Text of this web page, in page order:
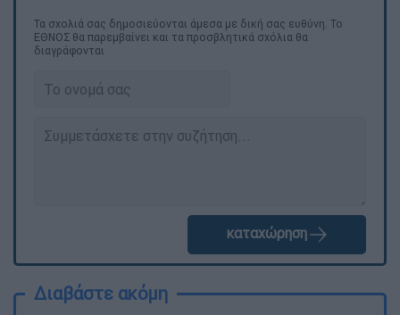
Τα σχολιά σας δημοσιεύονται άμεσα με δική σας ευθύνη. Το
ΕΘΝΟΣ θα παρεμβαίνει και τα προσβλητικά σχόλια θα
διαγράφονται
καταχώρηση
Διαβάστε ακόμη